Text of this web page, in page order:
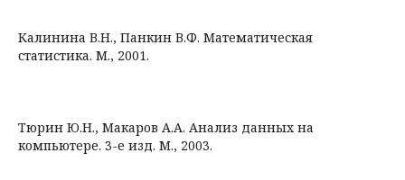
Калинина В.Н., Панкин В.Ф. Математическая
статистика. М., 2001.
Тюрин Ю.Н., Макаров А.А. Анализ данных на
компьютере. 3-е изд. М., 2003.